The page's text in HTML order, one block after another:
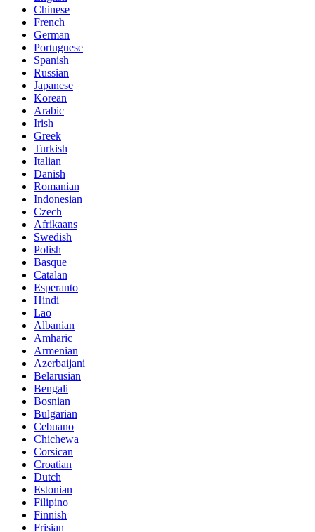
Chinese
French
German
Portuguese
Spanish
Russian
Japanese
Korean
Arabic
Irish
Greek
Turkish
Italian
Danish
Romanian
Indonesian
Czech
Afrikaans
Swedish
Polish
Basque
Catalan
Esperanto
Hindi
Lao
Albanian
Amharic
Armenian
Azerbaijani
Belarusian
Bengali
Bosnian
Bulgarian
Cebuano
Chichewa
Corsican
Croatian
Dutch
Estonian
Filipino
Finnish
Frisian